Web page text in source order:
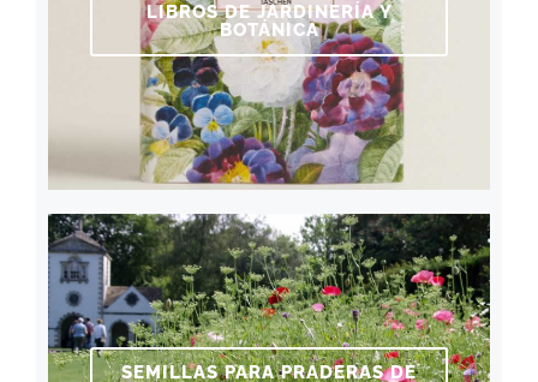
LIBROS DE JARDINERÍA Y
BOTÁNICA
SEMILLAS PARA PRADERAS DE